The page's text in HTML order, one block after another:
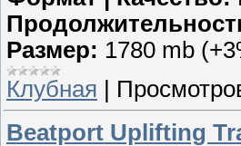
Размер: 1780 mb
Клубная
Beatport Uplifting